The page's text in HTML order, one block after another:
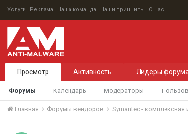
Услуги Реклама Наша команда Наши принципы О нас
Просмотр
Форумы Календарь Модераторы
Активность Лидеры форума
Главная Форумы вендоров Symantec -